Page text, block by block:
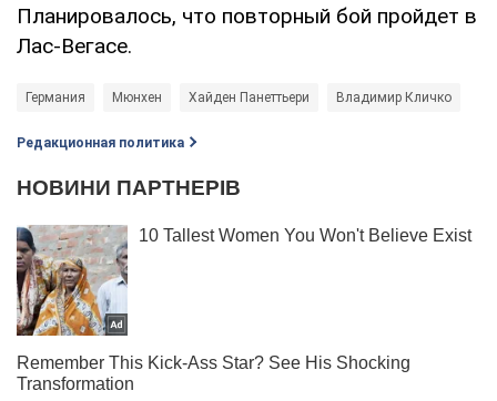
Планировалось, что повторный бой пройдет в
Лас-Вегасе.
Германия Мюнхен Хайден Панеттьери Владимир Кличко
Редакционная политика